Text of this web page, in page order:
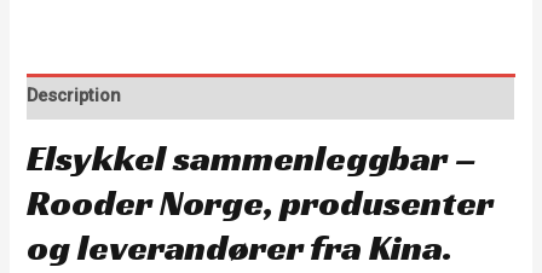
Description
Elsykkel sammenleggbar –
Rooder Norge, produsenter
og leverandører fra Kina.